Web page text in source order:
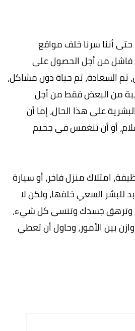
حتى أننا سرنا خلف مواقع
فاشل من أجل الحصول على
ثم السعادة، ثم حياة دون مشاكل،
من البعض فقط من أجل
على هذا الحال، إما أن
أو أن تنغمس في جحيم
امتلاك منزل فاخر، أو سيارة
للبشر السعي خلفها، ولكن لا
وترهق جسدك وتنسى كل شيء،
بين الأمور، وحاول أن تعطي